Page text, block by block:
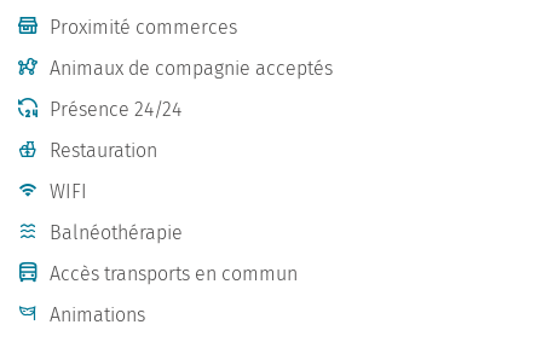
Proximité commerces
Animaux de compagnie acceptés
Présence 24/24
Restauration
WIFI
Balnéothérapie
Accès transports en commun
Animations